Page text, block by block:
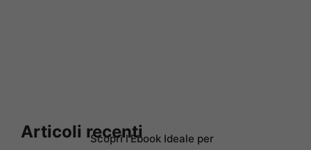
Articoli recentiScopri l’Ebook Ideale per